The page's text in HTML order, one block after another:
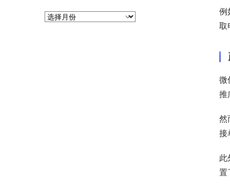
例
取
微
推
然
接
此
置
文